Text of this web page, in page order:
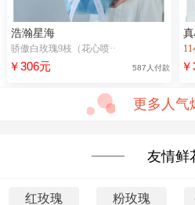
浩瀚星海
骄傲白玫瑰9枝（花心喷··
￥306元 587人付款
更多人气
友情鲜
红玫瑰 粉玫瑰